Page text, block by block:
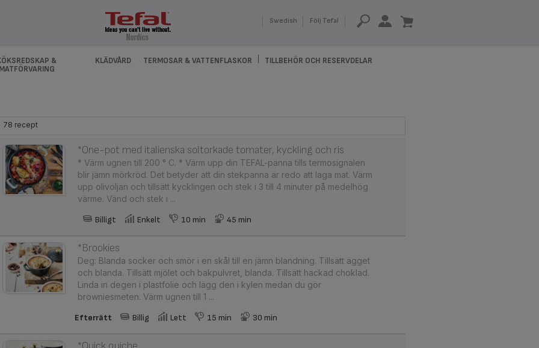
Swedish Följ Tefal
&
MATFÖRVARING
KLÄDVÅRD TERMOSAR & VATTENFLASKOR TILLBEHÖR OCH RESERVDELAR
78 recept
*One-pot med italienska soltorkade tomater, kyckling och ris
* Värm ugnen till 200 ° C. * Värm upp din TEFAL-panna tills termosignalen
blir jämn mörkröd. Det betyder att din stekpanna är redo att laga mat. Värm
upp olivoljan och tillsätt kycklingen och stek i 3 till 4 minuter på medelhög
värme. Vänd och stek i ...
Billigt Enkelt 10 min 45 min
*Brookies
Deg: Blanda socker och smör i en skål till en jämn blandning. Tillsätt ägget
och blanda. Tillsätt mjölet och bakpulvret, blanda. Tillsätt hackad choklad.
Linda in degen i plastfolie och lägg den i kylen medan du gör
browniesmeten. Värm ugnen till 1 ...
Efterrätt Billig Lett 15 min 30 min